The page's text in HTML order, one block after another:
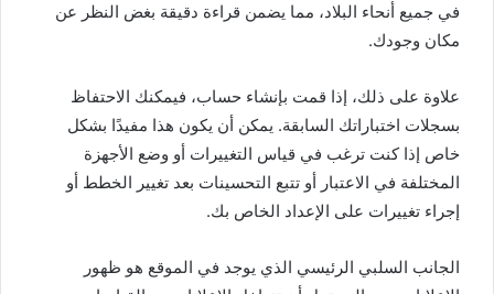
في جميع أنحاء البلاد، مما يضمن قراءة دقيقة بغض النظر عن
مكان وجودك.
علاوة على ذلك، إذا قمت بإنشاء حساب، فيمكنك الاحتفاظ
بسجلات اختباراتك السابقة. يمكن أن يكون هذا مفيدًا بشكل
خاص إذا كنت ترغب في قياس التغييرات أو وضع الأجهزة
المختلفة في الاعتبار أو تتبع التحسينات بعد تغيير الخطط أو
إجراء تغييرات على الإعداد الخاص بك.
الجانب السلبي الرئيسي الذي يوجد في الموقع هو ظهور